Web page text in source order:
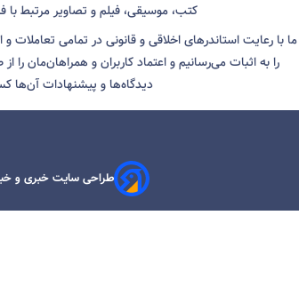
کتب، موسیقی، فیلم و تصاویر مرتبط
ما با رعایت استاندرهای اخلاقی و قانونی در تمامی تعاملات و
را به اثبات می‌رسانیم و اعتماد کاربران و همراهان‌مان
دیدگاه‌ها و پیشنهادات آن‌ها
طراحی سایت خبری و